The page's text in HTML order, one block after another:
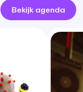
Bekijk agenda